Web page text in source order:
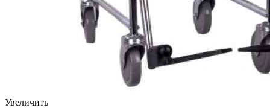
Увеличить